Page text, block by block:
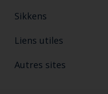
Sikkens
A propos de Sikkens
Liens utiles
Ouvrir un magasin PASS
Autres sites